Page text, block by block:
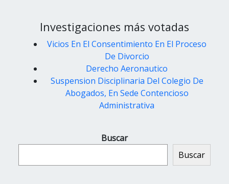
Investigaciones más votadas
Vicios En El Consentimiento En El Proceso
De Divorcio
Derecho Aeronautico
Suspension Disciplinaria Del Colegio De
Abogados, En Sede Contencioso
Administrativa
Buscar
Buscar